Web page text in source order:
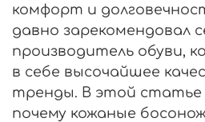
комфорт и
давно зарекомендовал
производитель обуви,
в себе высочайшее
тренды. В этой статье
почему кожаные